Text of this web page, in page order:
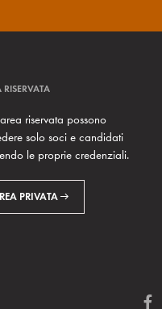
RISERVATA
riservata possono
solo soci e candidati
le proprie credenziali.
PRIVATA